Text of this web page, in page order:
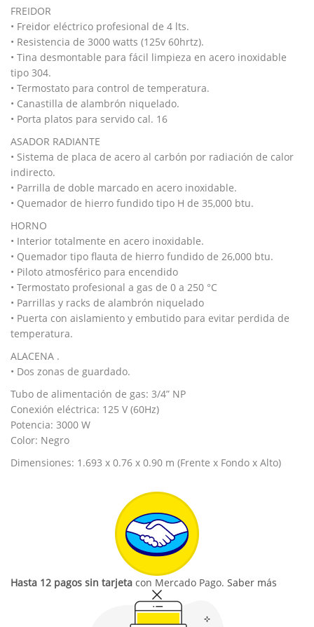
FREIDOR
• Freidor eléctrico profesional de 4 lts.
• Resistencia de 3000 watts (125v 60hrtz).
• Tina desmontable para fácil limpieza en acero inoxidable
tipo 304.
• Termostato para control de temperatura.
• Canastilla de alambrón niquelado.
• Porta platos para servido cal. 16
ASADOR RADIANTE
• Sistema de placa de acero al carbón por radiación de calor
indirecto.
• Parrilla de doble marcado en acero inoxidable.
• Quemador de hierro fundido tipo H de 35,000 btu.
HORNO
• Interior totalmente en acero inoxidable.
• Quemador tipo flauta de hierro fundido de 26,000 btu.
• Piloto atmosférico para encendido
• Termostato profesional a gas de 0 a 250 °C
• Parrillas y racks de alambrón niquelado
• Puerta con aislamiento y embutido para evitar perdida de
temperatura.
ALACENA .
• Dos zonas de guardado.
Tubo de alimentación de gas: 3/4” NP
Conexión eléctrica: 125 V (60Hz)
Potencia: 3000 W
Color: Negro
Dimensiones: 1.693 x 0.76 x 0.90 m (Frente x Fondo x Alto)
Hasta 12 pagos sin tarjeta con Mercado Pago. Saber más